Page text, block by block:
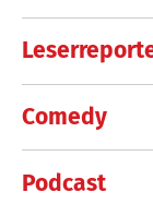
Comedy
Podcast